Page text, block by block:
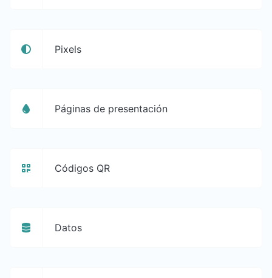
Pixels
Páginas de presentación
Códigos QR
Datos